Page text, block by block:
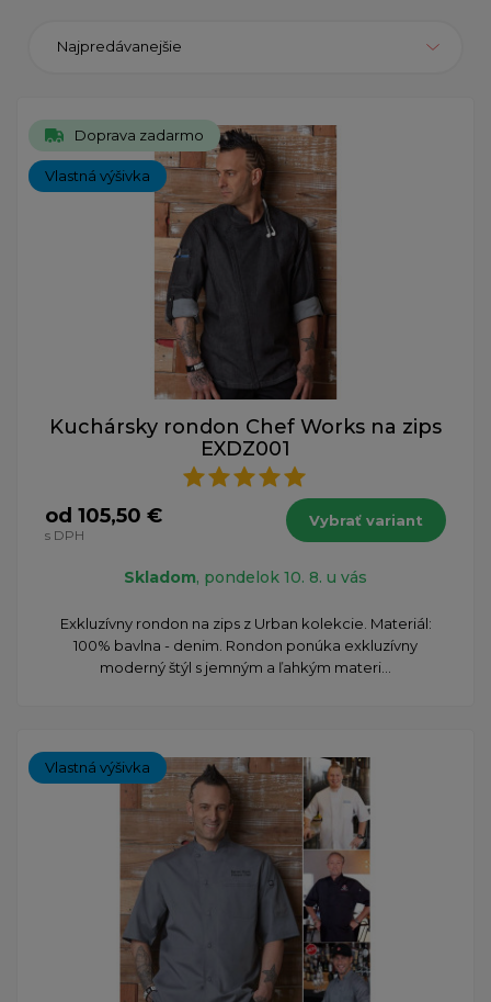
Najpredávanejšie
Doprava zadarmo
Vlastná výšivka
Kuchársky rondon Chef Works na zips
EXDZ001
od 105,50 €
s DPH
Vybrať variant
Skladom, pondelok 10. 8. u vás
Exkluzívny rondon na zips z Urban kolekcie. Materiál:
100% bavlna - denim. Rondon ponúka exkluzívny
moderný štýl s jemným a ľahkým materi...
Vlastná výšivka